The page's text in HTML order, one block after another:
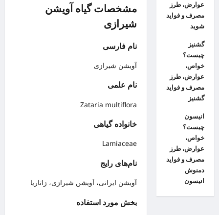
مشخصات گیاه آویشن
شیرازی
نام فارسی
آویشن شیرازی
نام علمی
Zataria multiflora
خانواده گیاهی
Lamiaceae
نام‌های رایج
آویشن ایرانی، آویشن شیرازی، زاتاریا
بخش مورد استفاده
عوارض، طرز
مصرف و فواید
شوید
گشنیز
چیست؟
خواص،
عوارض، طرز
مصرف و فواید
گشنیز
انیسون
چیست؟
خواص،
عوارض، طرز
مصرف و فواید
دمنوش
انیسون